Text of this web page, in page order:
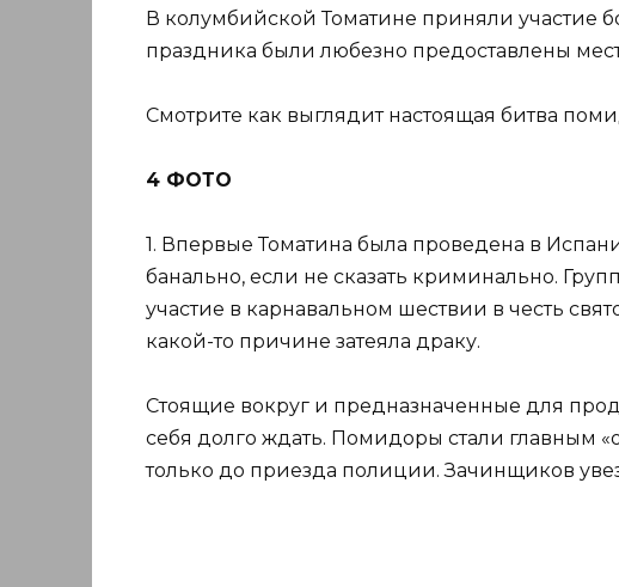
В колумбийской Томатине приняли участие
праздника были любезно предоставлены
Смотрите как выглядит настоящая битва
4 ФОТО
1. Впервые Томатина была проведена в
банально, если не сказать криминально.
участие в карнавальном шествии в честь
какой-то причине затеяла драку.
Стоящие вокруг и предназначенные для
себя долго ждать. Помидоры стали главным
только до приезда полиции. Зачинщиков